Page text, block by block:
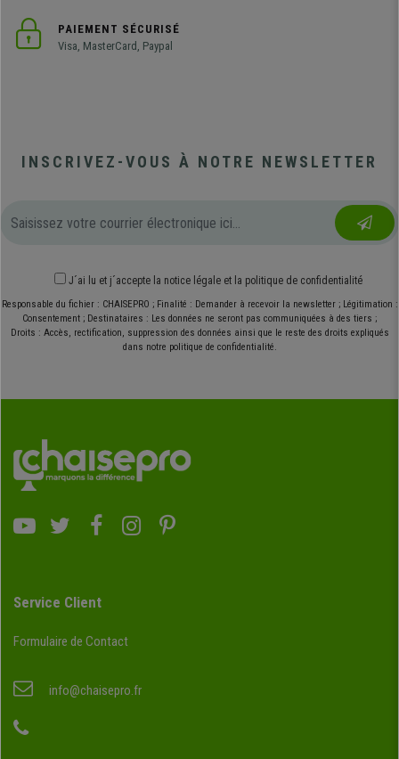
PAIEMENT SÉCURISÉ
Visa, MasterCard, Paypal
INSCRIVEZ-VOUS À NOTRE NEWSLETTER
J´ai lu et j´accepte la notice légale et la politique de confidentialité
Responsable du fichier : CHAISEPRO ; Finalité : Demander à recevoir la newsletter ; Légitimation :
Consentement ; Destinataires : Les données ne seront pas communiquées à des tiers ;
Droits : Accès, rectification, suppression des données ainsi que le reste des droits expliqués
dans notre politique de confidentialité.
Service Client
Formulaire de Contact
info@chaisepro.fr